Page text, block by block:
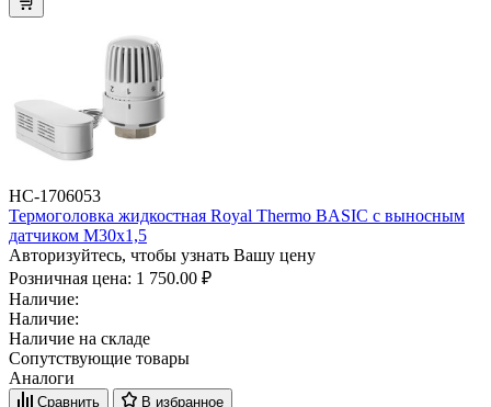
НС-1706053
Термоголовка жидкостная Royal Thermo BASIC с выносным
датчиком М30х1,5
Авторизуйтесь, чтобы узнать Вашу цену
Розничная цена: 1 750.00 ₽
Наличие:
Наличие:
Наличие на складе
Сопутствующие товары
Аналоги
Сравнить В избранное